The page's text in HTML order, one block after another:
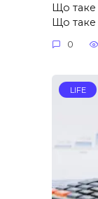
Що таке
Що таке
0
LIFE